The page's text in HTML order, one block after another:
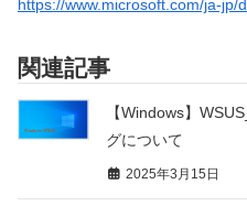
https://www.microsoft.com/ja-
関連記事
【Windows】
グについて
2025年3月15日